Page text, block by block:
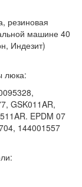
резиновая
машине 40
Индезит)
люка:
GSK011AR,
EPDM 07
144001557